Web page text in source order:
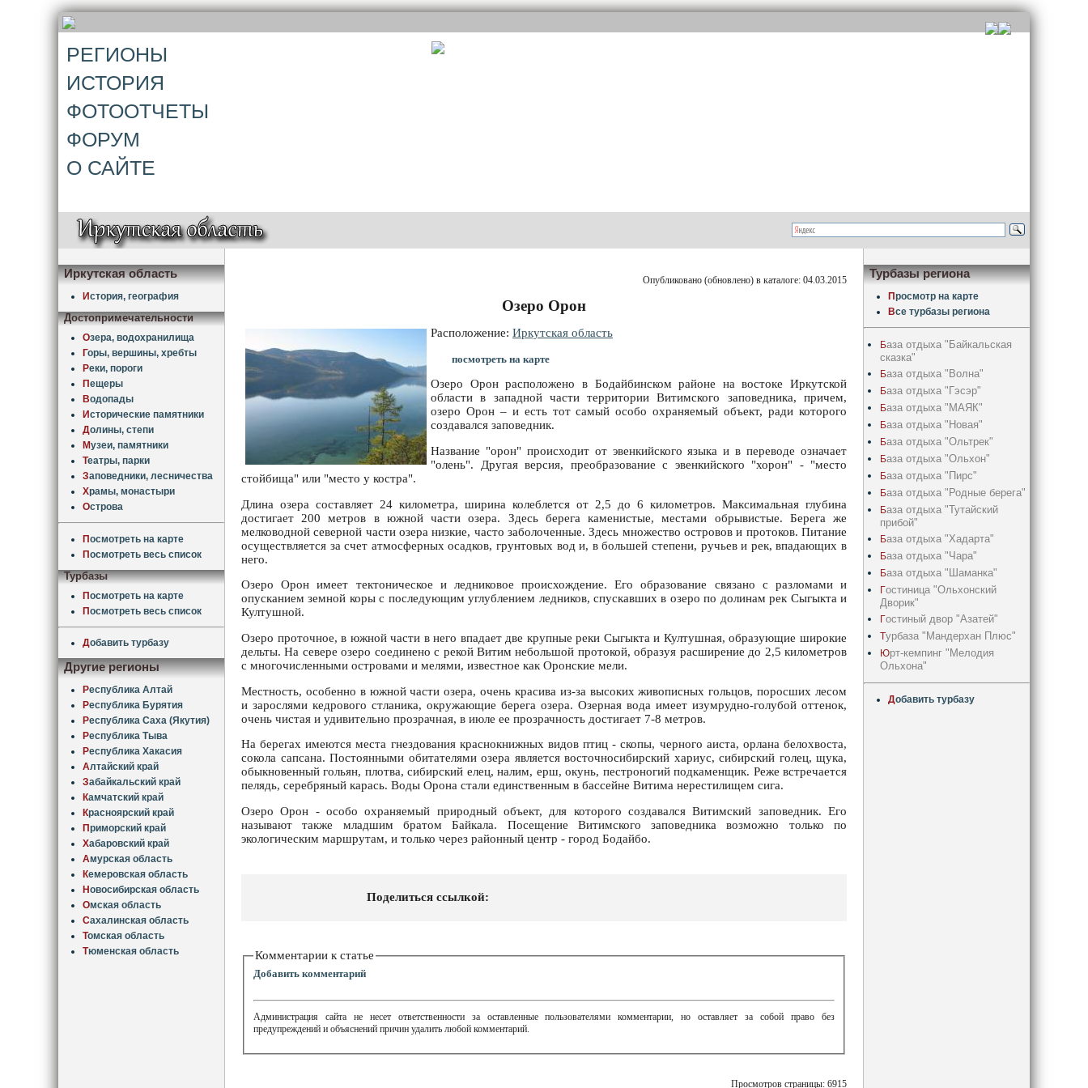
РЕГИОНЫ
ИСТОРИЯ
ФОТООТЧЕТЫ
ФОРУМ
О САЙТЕ
Иркутская область
История, география
Достопримечательности
Озера, водохранилища
Горы, вершины, хребты
Реки, пороги
Пещеры
Водопады
Исторические памятники
Долины, степи
Музеи, памятники
Театры, парки
Заповедники, лесничества
Храмы, монастыри
Острова
Посмотреть на карте
Посмотреть весь список
Турбазы
Посмотреть на карте
Посмотреть весь список
Добавить турбазу
Другие регионы
Республика Алтай
Республика Бурятия
Республика Саха (Якутия)
Республика Тыва
Республика Хакасия
Алтайский край
Забайкальский край
Камчатский край
Красноярский край
Приморский край
Хабаровский край
Амурская область
Кемеровская область
Новосибирская область
Омская область
Сахалинская область
Томская область
Тюменская область
Опубликовано (обновлено) в каталоге: 04.03.2015
Озеро Орон
Расположение: Иркутская область
посмотреть на карте
Озеро Орон расположено в Бодайбинском районе на востоке Иркутской
области в западной части территории Витимского заповедника, причем,
озеро Орон – и есть тот самый особо охраняемый объект, ради которого
создавался заповедник.
Название "орон" происходит от эвенкийского языка и в переводе означает
"олень". Другая версия, преобразование с эвенкийского "хорон" - "место
стойбища" или "место у костра".
Длина озера составляет 24 километра, ширина колеблется от 2,5 до 6 километров. Максимальная глубина
достигает 200 метров в южной части озера. Здесь берега каменистые, местами обрывистые. Берега же
мелководной северной части озера низкие, часто заболоченные. Здесь множество островов и протоков. Питание
осуществляется за счет атмосферных осадков, грунтовых вод и, в большей степени, ручьев и рек, впадающих в
него.
Озеро Орон имеет тектоническое и ледниковое происхождение. Его образование связано с разломами и
опусканием земной коры с последующим углублением ледников, спускавших в озеро по долинам рек Сыгыкта и
Култушной.
Озеро проточное, в южной части в него впадает две крупные реки Сыгыкта и Култушная, образующие широкие
дельты. На севере озеро соединено с рекой Витим небольшой протокой, образуя расширение до 2,5 километров
с многочисленными островами и мелями, известное как Оронские мели.
Местность, особенно в южной части озера, очень красива из-за высоких живописных гольцов, поросших лесом
и зарослями кедрового стланика, окружающие берега озера. Озерная вода имеет изумрудно-голубой оттенок,
очень чистая и удивительно прозрачная, в июле ее прозрачность достигает 7-8 метров.
На берегах имеются места гнездования краснокнижных видов птиц - скопы, черного аиста, орлана белохвоста,
сокола сапсана. Постоянными обитателями озера является восточносибирский хариус, сибирский голец, щука,
обыкновенный гольян, плотва, сибирский елец, налим, ерш, окунь, пестроногий подкаменщик. Реже встречается
пелядь, серебряный карась. Воды Орона стали единственным в бассейне Витима нерестилищем сига.
Озеро Орон - особо охраняемый природный объект, для которого создавался Витимский заповедник. Его
называют также младшим братом Байкала. Посещение Витимского заповедника возможно только по
экологическим маршрутам, и только через районный центр - город Бодайбо.
Поделиться ссылкой:
Комментарии к статье
Добавить комментарий
Администрация сайта не несет ответственности за оставленные пользователями комментарии, но оставляет за собой право без
предупреждений и объяснений причин удалить любой комментарий.
Просмотров страницы: 6915
Турбазы региона
Просмотр на карте
Все турбазы региона
База отдыха "Байкальская
сказка"
База отдыха "Волна"
База отдыха "Гэсэр"
База отдыха "МАЯК"
База отдыха "Новая"
База отдыха "Ольтрек"
База отдыха "Ольхон"
База отдыха "Пирс"
База отдыха "Родные берега"
База отдыха "Тутайский
прибой"
База отдыха "Хадарта"
База отдыха "Чара"
База отдыха "Шаманка"
Гостиница "Ольхонский
Дворик"
Гостиный двор "Азатей"
Турбаза "Мандерхан Плюс"
Юрт-кемпинг "Мелодия
Ольхона"
Добавить турбазу